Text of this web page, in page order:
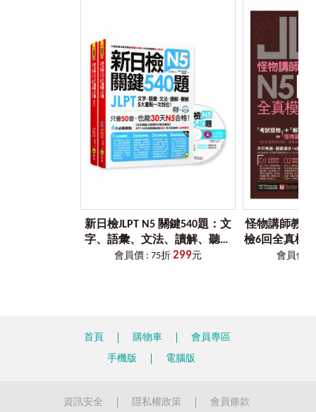
測驗內容：考試時間約30分鐘。題目分為問題理解、重點理
・怪物講師的解題攻略：針對每道題目個別講解關鍵字，讓
考生迅速掌握解題技巧。
「猜題怪物」帶你修練，模擬實際考試，撰寫試題
模擬正式考試，空下約100分鐘，不受任何人打擾的時間，
打開試題本，開啟Youtor App，開始練習。可利用書中所附答
案卡，反覆練習，熟能生巧。
・由怪物講師精心撰寫的試題，出題方向準確，囊括常見考
練習完後，參照解析本所提供的解題技巧、必考單字等內
容，檢視自己的答案是否有注意到這些要點。
・運用「整回」與「單題」音檔，依需求使用、複習。
一步地跟著練，讓你不慌不忙地進考場，分數自然高！
讀者可以掃描書中的QR Code連結，或是於App商城搜尋
2022年 Akira老師
新日檢JLPT N5 關鍵540題：文
字、語彙、文法、讀解、聽解
一次到位（5回全真模擬試題
會員價 : 75折 299元
怪物講師教學
檢6回全真模
+免費附贈「
會員價 :
首頁 購物車
會員專區
手機版
電腦版
資訊安全 隱私權政策 會員條款